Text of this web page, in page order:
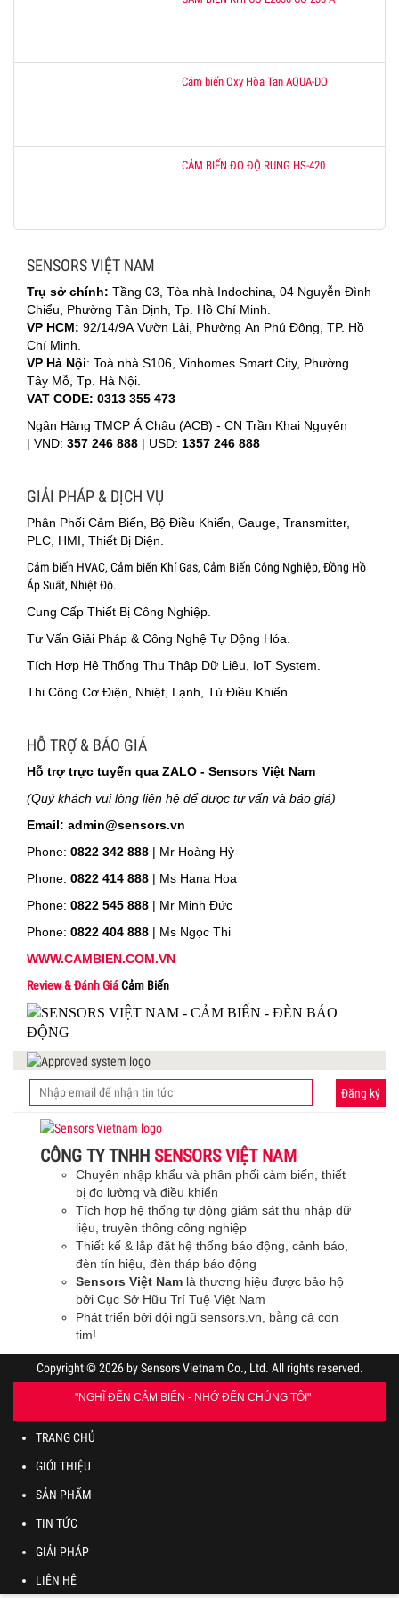
Cảm biến Oxy Hòa Tan AQUA-DO
CẢM BIẾN ĐO ĐỘ RUNG HS-420
SENSORS VIỆT NAM
Trụ sở chính: Tầng 03, Tòa nhà Indochina, 04 Nguyễn Đình
Chiểu, Phường Tân Định, Tp. Hồ Chí Minh.
VP HCM: 92/14/9A Vườn Lài, Phường An Phú Đông, TP. Hồ
Chí Minh.
VP Hà Nội: Toà nhà S106, Vinhomes Smart City, Phường
Tây Mỗ, Tp. Hà Nội.
VAT CODE: 0313 355 473
Ngân Hàng TMCP Á Châu (ACB) - CN Trần Khai Nguyên
| VND: 357 246 888 | USD: 1357 246 888
GIẢI PHÁP & DỊCH VỤ
Phân Phối Cảm Biến, Bộ Điều Khiển, Gauge, Transmitter,
PLC, HMI, Thiết Bị Điện.
Cảm biến HVAC, Cảm biến Khí Gas, Cảm Biến Công Nghiệp, Đồng Hồ
Áp Suất, Nhiệt Độ.
Cung Cấp Thiết Bị Công Nghiệp.
Tư Vấn Giải Pháp & Công Nghệ Tự Động Hóa.
Tích Hợp Hệ Thống Thu Thập Dữ Liệu, IoT System.
Thi Công Cơ Điện, Nhiệt, Lạnh, Tủ Điều Khiển.
HỖ TRỢ & BÁO GIÁ
Hỗ trợ trực tuyến qua ZALO - Sensors Việt Nam
(Quý khách vui lòng liên hệ để được tư vấn và báo giá)
Email: admin@sensors.vn
Phone: 0822 342 888 | Mr Hoàng Hỷ
Phone: 0822 414 888 | Ms Hana Hoa
Phone: 0822 545 888 | Mr Minh Đức
Phone: 0822 404 888 | Ms Ngọc Thi
WWW.CAMBIEN.COM.VN
Review & Đánh GiáCảm Biến
Đăng ký
CÔNG TY TNHH SENSORS VIỆT NAM
Chuyên nhập khẩu và phân phối cảm biến, thiết
bị đo lường và điều khiển
Tích hợp hệ thống tự động giám sát thu nhập dữ
liệu, truyền thông công nghiệp
Thiết kế & lắp đặt hệ thống báo động, cảnh báo,
đèn tín hiệu, đèn tháp báo động
Sensors Việt Nam là thương hiệu được bảo hộ
bởi Cục Sở Hữu Trí Tuệ Việt Nam
Phát triển bởi đội ngũ sensors.vn, bằng cả con
tim!
Copyright © 2026 by Sensors Vietnam Co., Ltd. All rights reserved.
"NGHĨ ĐẾN CẢM BIẾN - NHỚ ĐẾN CHÚNG TÔI"
TRANG CHỦ
GIỚI THIỆU
SẢN PHẨM
TIN TỨC
GIẢI PHÁP
LIÊN HỆ